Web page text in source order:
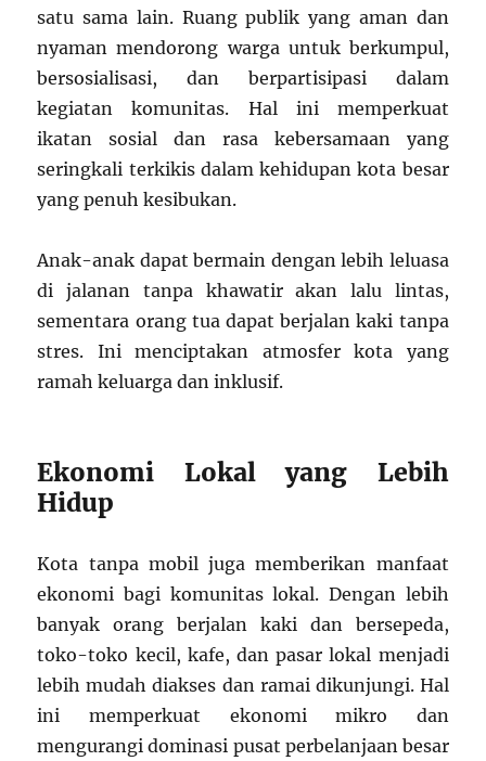
satu sama lain. Ruang publik yang aman dan
nyaman mendorong warga untuk berkumpul,
bersosialisasi, dan berpartisipasi dalam
kegiatan komunitas. Hal ini memperkuat
ikatan sosial dan rasa kebersamaan yang
seringkali terkikis dalam kehidupan kota besar
yang penuh kesibukan.
Anak-anak dapat bermain dengan lebih leluasa
di jalanan tanpa khawatir akan lalu lintas,
sementara orang tua dapat berjalan kaki tanpa
stres. Ini menciptakan atmosfer kota yang
ramah keluarga dan inklusif.
Ekonomi Lokal yang Lebih
Hidup
Kota tanpa mobil juga memberikan manfaat
ekonomi bagi komunitas lokal. Dengan lebih
banyak orang berjalan kaki dan bersepeda,
toko-toko kecil, kafe, dan pasar lokal menjadi
lebih mudah diakses dan ramai dikunjungi. Hal
ini memperkuat ekonomi mikro dan
mengurangi dominasi pusat perbelanjaan besar